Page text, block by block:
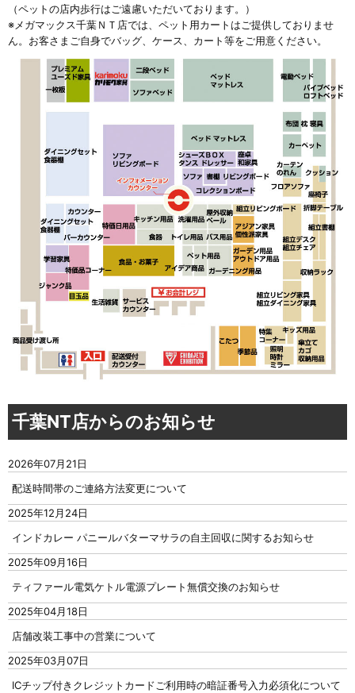
（ペットの店内歩行はご遠慮いただいております。）
※メガマックス千葉ＮＴ店では、ペット用カートはご提供しておりませ
ん。お客さまご自身でバッグ、ケース、カート等をご用意ください。
千葉NT店からのお知らせ
2026年07月21日
配送時間帯のご連絡方法変更について
2025年12月24日
インドカレー パニールバターマサラの自主回収に関するお知らせ
2025年09月16日
ティファール電気ケトル電源プレート無償交換のお知らせ
2025年04月18日
店舗改装工事中の営業について
2025年03月07日
ICチップ付きクレジットカードご利用時の暗証番号入力必須化について